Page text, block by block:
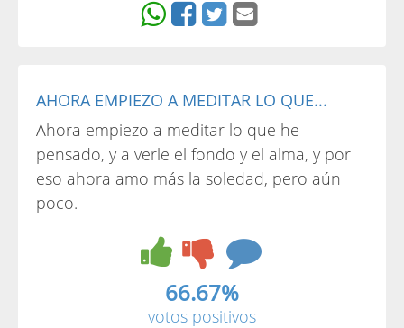
AHORA EMPIEZO A MEDITAR LO QUE...
Ahora empiezo a meditar lo que he
pensado, y a verle el fondo y el alma, y por
eso ahora amo más la soledad, pero aún
poco.
66.67%
votos positivos